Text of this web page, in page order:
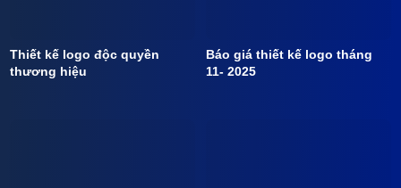
Thiết kế logo độc quyền
thương hiệu
Báo giá thiết kế logo tháng
11- 2025